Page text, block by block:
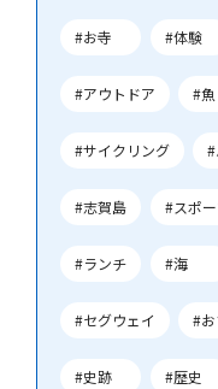
#お寺 #体験
#アウトドア #魚
#サイクリング
#志賀島 #スポ
#ランチ #海
#セグウェイ #
#史跡 #歴史